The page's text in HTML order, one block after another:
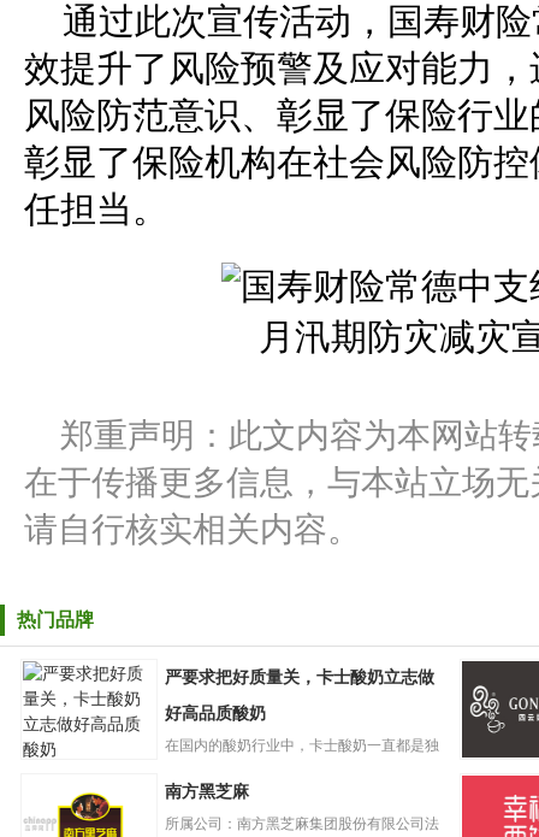
通过此次宣传活动，国寿财
效提升了风险预警及应对能力
风险防范意识、彰显了保险行
彰显了保险机构在社会风险防
任担当。
郑重声明：此文内容为本网站
在于传播更多信息，与本站立场
请自行核实相关内容。
热门品牌
关，卡士酸奶立
志做好高品质酸
严要求把好质量关，卡士酸奶立志做
好高品质酸奶
在国内的酸奶行业中，卡士酸奶一直都是独
奶盖贡茶
南方黑芝麻
所属公司：南方黑芝麻集团股份有限公司法